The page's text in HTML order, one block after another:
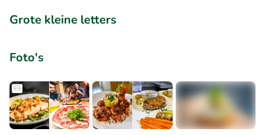
Grote kleine letters
Foto's